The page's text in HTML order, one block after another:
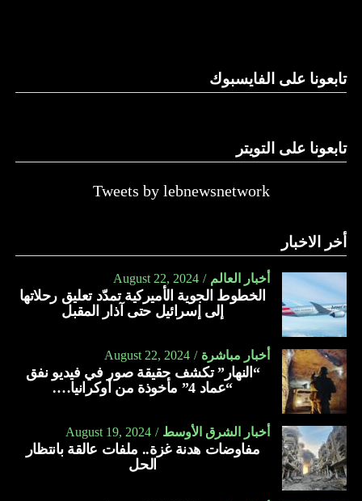
النهار
تابعونا على الفايسبوك
تابعونا على التويتر
Tweets by lebnewsnetwork
أخر الاخبار
أخبار العالم August 22, 2024
الخطوط الجوية الأميركية تمدّد تعليق رحلاتها
إلى إسرائيل حتى آذار المقبل
أخبار مباشرة August 22, 2024
“النهار” تكشف حقيقة صور في فيديو نفق
“عماد 4” مأخوذة من أوكرانيا….
أخبار الشرق الأوسط August 19, 2024
مفاوضات هدنة غزة.. ملفات عالقة بانتظار
الحل